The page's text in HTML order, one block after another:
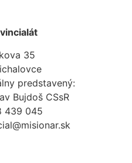
35
predstavený:
Bujdoš CSsR
439 045